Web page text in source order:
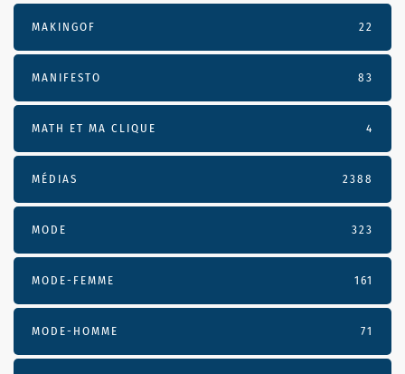
MAKINGOF 22
MANIFESTO 83
MATH ET MA CLIQUE 4
MÉDIAS 2388
MODE 323
MODE-FEMME 161
MODE-HOMME 71